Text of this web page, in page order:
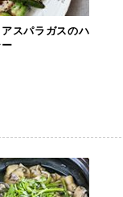
スパラガスのハ